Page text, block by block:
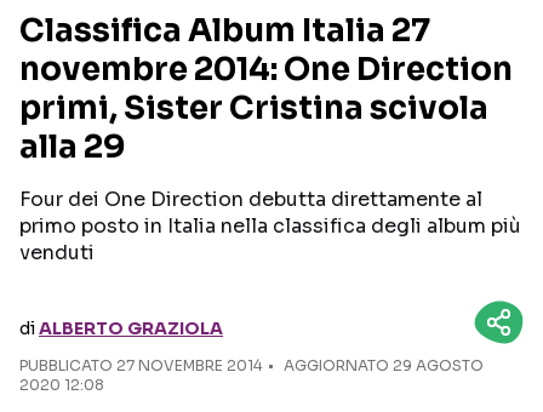
RECENSIONI MUSICALI
INTERVISTE
GOSSIP E CURIOSITÀ
TESTI CANZONI
TOUR ED EVENTI
TALENT SHOW
Classifica Album Italia 27
novembre 2014: One Direction
primi, Sister Cristina scivola
alla 29
Four dei One Direction debutta direttamente al
primo posto in Italia nella classifica degli album più
venduti
diALBERTO GRAZIOLA
PUBBLICATO 27 NOVEMBRE 2014
AGGIORNATO 29 AGOSTO
2020 12:08